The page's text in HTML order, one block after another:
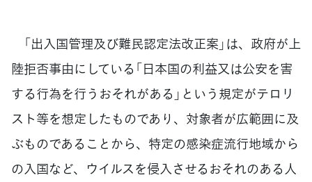
「出入国管理及び難民認定法改正案」は、政府が上
陸拒否事由にしている「日本国の利益又は公安を害
する行為を行うおそれがある」という規定がテロリ
スト等を想定したものであり、対象者が広範囲に及
ぶものであることから、特定の感染症流行地域から
の入国など、ウイルスを侵入させるおそれのある人